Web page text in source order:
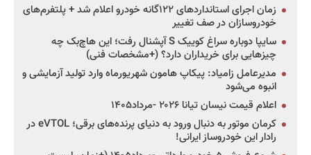
زمان اجرای استانداردهای ۱۲۲گانه خودرو اعلام شد + پلتفرم‌های
خودروسازان در صف تغییر
سایپا دوباره سراغ کوییک S آپشنال رفت؛ این هاچ‌بک چه
چیزهایی برای خریداران دارد؟ (+مشخصات فنی)
مدیرعامل زامیاد: پیکاپ هامون شهریورماه وارد تولید آزمایشی و
انبوه می‌شود
اعلام قیمت نیسان تیانا ۲۰۲۶ -مرداد۱۴۰۵
کرمان موتور به دنبال ورود به دنیای پرنده‌های برقی؛ eVTOL در
رادار این خودروساز ایرانی!